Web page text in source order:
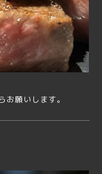
願いします。